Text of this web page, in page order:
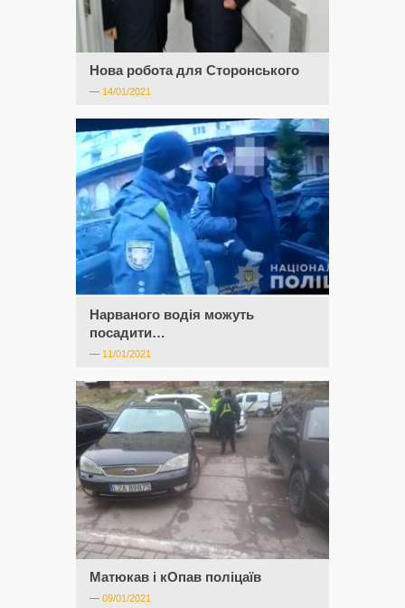
Нова робота для Сторонського
— 14/01/2021
Нарваного водія можуть
посадити…
— 11/01/2021
Матюкав і кОпав поліцаїв
— 09/01/2021